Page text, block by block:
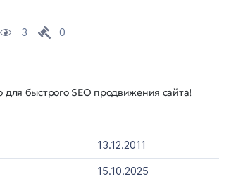
3 0
быстрого SEO продвижения сайта!
13.12.2011
15.10.2025